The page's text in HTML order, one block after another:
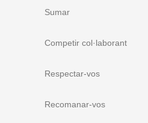
Sumar
Competir col·laborant
Respectar-vos
Recomanar-vos